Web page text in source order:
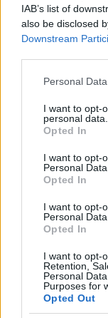
IAB’s list of
also be disclosed
Downstream
Please note that
not limited to your
grant or deny
use your data for
consent section.
Personal
I want to opt-
personal data.
Opted In
I want to opt-
Personal Data.
Opted In
I want to opt-
Personal
Opted In
I want to opt-
Retention,
Personal
Purposes for
Opted Out
További
Nem
kaptunk,
a DP mezőnek.
alátámasztani,
jelenségekről
megemlíteni.
jelenségek
Több,
beszámoló
ereje az
mértékben
jelentették,
kiáramló
csakrából
semlegesíti